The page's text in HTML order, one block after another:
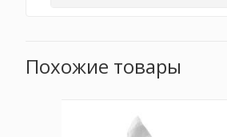
Похожие товары